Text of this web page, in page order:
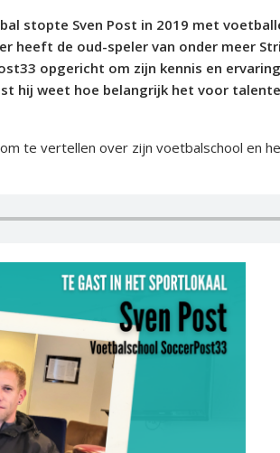
stopte Sven Post in 2019 met
heeft de oud-speler van onder meer
opgericht om zijn kennis en
hij weet hoe belangrijk het voor
te vertellen over zijn voetbalschool en